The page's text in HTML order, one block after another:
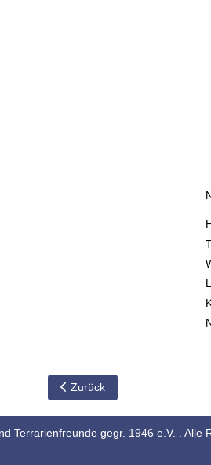
Vorheriger Beitrag:
Zurück
Terrarienfreunde gegr. 1946 e.V. . Alle